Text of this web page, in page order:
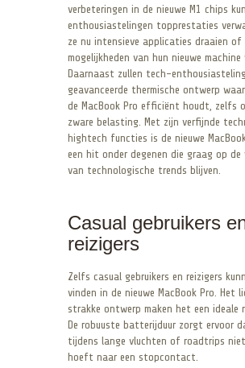
verbeteringen in de nieuwe M1 chips
enthousiastelingen topprestaties
ze nu intensieve applicaties draaien of
mogelijkheden van hun nieuwe machine
Daarnaast zullen tech-
geavanceerde thermische ontwerp
de MacBook Pro efficiënt houdt, zelfs
zware belasting. Met zijn verfijnde
hightech functies is de nieuwe
een hit onder degenen die graag op de
van technologische trends blijven.
Casual gebruikers
reizigers
Zelfs casual gebruikers en reizigers
vinden in de nieuwe MacBook Pro. Het
strakke ontwerp maken het een ideale
De robuuste batterijduur zorgt ervoor
tijdens lange vluchten of roadtrips
hoeft naar een stopcontact.